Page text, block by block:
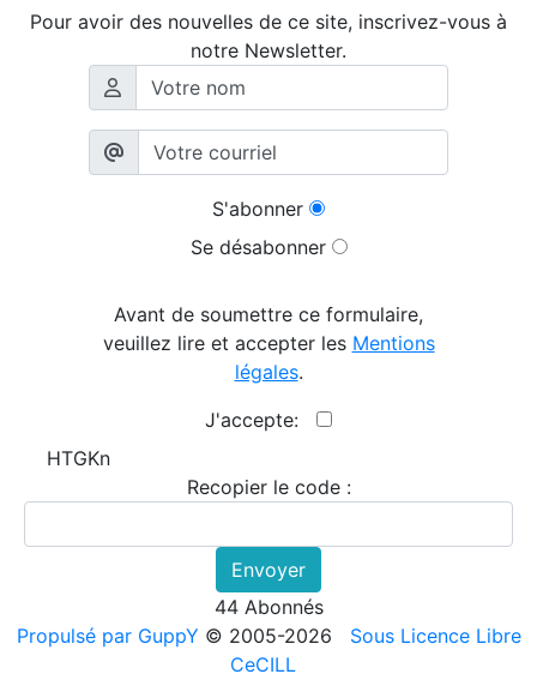
Pour avoir des nouvelles de ce site, inscrivez-vous à
notre Newsletter.
S'abonner
Se désabonner
Avant de soumettre ce formulaire,
veuillez lire et accepter les Mentions
légales.
J'accepte:
HTGKn
Recopier le code :
Envoyer
44 Abonnés
Propulsé par GuppY © 2005-2026
Sous Licence Libre
CeCILL